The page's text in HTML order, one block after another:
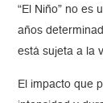
“El Niño” no es
años
está sujeta a la
El impacto que